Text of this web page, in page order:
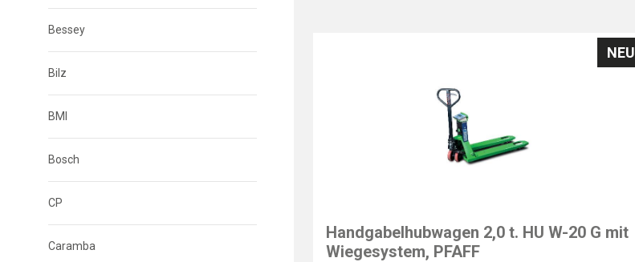
Bessey
Bilz
BMI
Bosch
CP
Caramba
NEU
Handgabelhubwagen 2,0 t. HU W-20 G mit
Wiegesystem, PFAFF